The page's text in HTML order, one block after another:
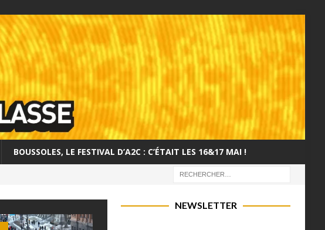
BOUSSOLES, LE FESTIVAL D’A2C : C’ÉTAIT LES 16&17 MAI !
NEWSLETTER